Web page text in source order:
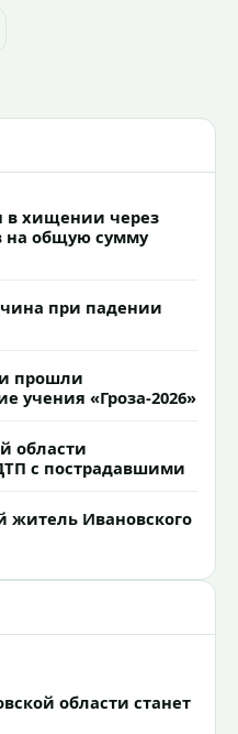
исторических
в хищении через
на общую сумму
при падении
прошли
учения «Гроза-2026»
области
с пострадавшими
житель Ивановского
области станет